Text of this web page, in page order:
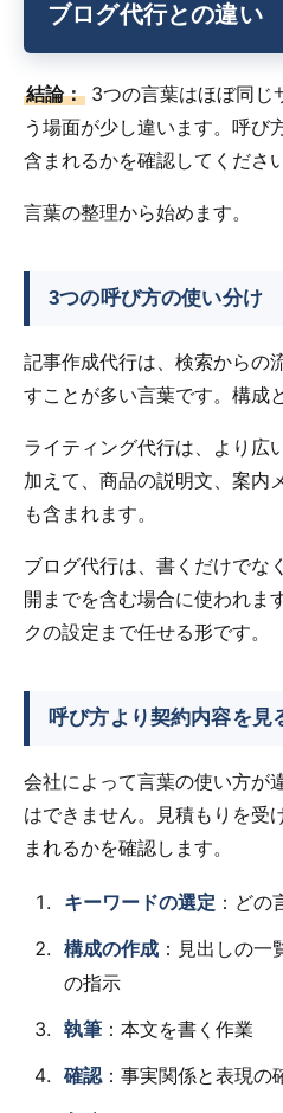
ブログ代行との違い
結論： 3つの言葉はほぼ同じ
う場面が少し違います。呼び
含まれるかを確認してください
言葉の整理から始めます。
3つの呼び方の使い分け
記事作成代行は、検索からの
すことが多い言葉です。構成
ライティング代行は、より広
加えて、商品の説明文、案内
も含まれます。
ブログ代行は、書くだけでな
開までを含む場合に使われま
クの設定まで任せる形です。
呼び方より契約内容を見
会社によって言葉の使い方が
はできません。見積もりを受
まれるかを確認します。
キーワードの選定 ：ど
構成の作成 ：見出しの
の指示
執筆 ：本文を書く作業
確認：事実関係と表現の